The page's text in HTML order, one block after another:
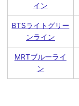
イン
BTSライトグリー
ンライン
MRTブルーライ
ン